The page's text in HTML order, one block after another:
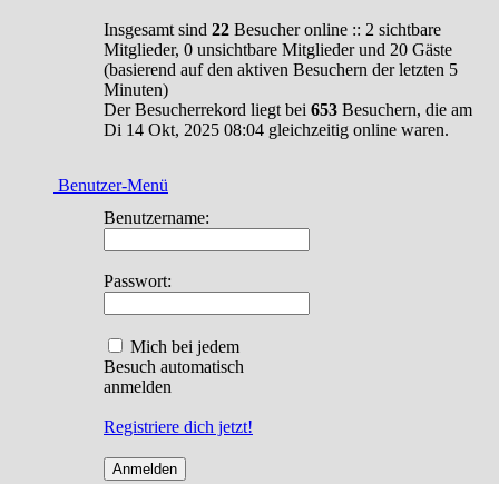
Insgesamt sind 22 Besucher online :: 2 sichtbare
Mitglieder, 0 unsichtbare Mitglieder und 20 Gäste
(basierend auf den aktiven Besuchern der letzten 5
Minuten)
Der Besucherrekord liegt bei 653 Besuchern, die am
Di 14 Okt, 2025 08:04 gleichzeitig online waren.
Benutzer-Menü
Benutzername:
Passwort:
Mich bei jedem
Besuch automatisch
anmelden
Registriere dich jetzt!